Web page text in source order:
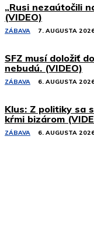
„Rusi nezaútočili
(VIDEO)
ZÁBAVA 7. AUGUSTA
SFZ musí doložiť
nebudú. (VIDEO)
ZÁBAVA 6. AUGUSTA
Klus: Z politiky sa
kŕmi bizárom
ZÁBAVA 6. AUGUSTA